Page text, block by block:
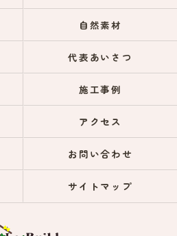
自然素材
代表あいさつ
施工事例
アクセス
お問い合わせ
サイトマップ